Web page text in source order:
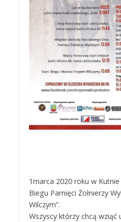
1marca 2020 roku w
Biegu Pamięci Żołnierzy
Wilczym”.
Wszyscy którzy chcą wziąć